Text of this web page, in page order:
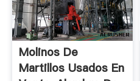
Molinos De
Martillos Usados En